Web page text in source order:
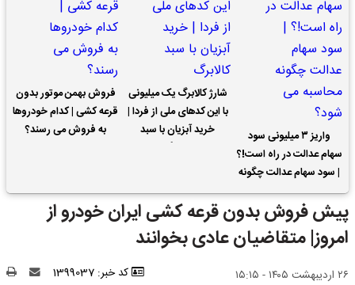
واریز ۳ میلیونی سود
سهام عدالت در راه است!؟
| سود سهام عدالت چگونه
محاسبه می شود؟
شارژ کالابرگ یک میلیونی
با این کدهای ملی از فردا |
خرید آبزیان با سبد
فروش بهمن موتور بدون
قرعه کشی | کدام خودروها
به فروش می رسند؟
پیش فروش بدون قرعه کشی ایران خودرو از
امروز| متقاضیان عادی بخوانند
۲۶ اردیبهشت ۱۴۰۵ - ۱۵:۱۵ کد خبر: 1399037